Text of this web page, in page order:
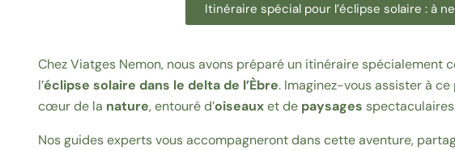
Itinéraire spécial pour l’éclipse solaire : à
Chez Viatges Nemon, nous avons préparé un itinéraire spécialement
l’éclipse solaire dans le delta de l’Èbre. Imaginez-vous assister à
cœur de la nature, entouré d’oiseauxet de paysages
Nos guides experts vous accompagneront dans cette aventure,